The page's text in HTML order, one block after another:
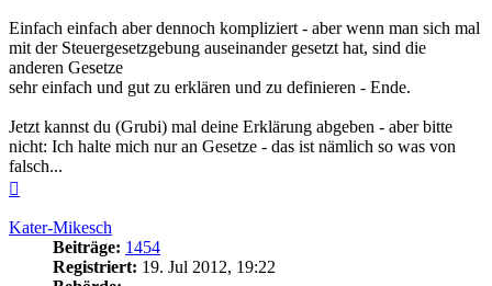
Einfach einfach aber dennoch kompliziert - aber wenn man sich mal
mit der Steuergesetzgebung auseinander gesetzt hat, sind die
anderen Gesetze
sehr einfach und gut zu erklären und zu definieren - Ende.
Jetzt kannst du (Grubi) mal deine Erklärung abgeben - aber bitte
nicht: Ich halte mich nur an Gesetze - das ist nämlich so was von
falsch...
Kater-Mikesch
Beiträge: 1454
Registriert: 19. Jul 2012, 19:22